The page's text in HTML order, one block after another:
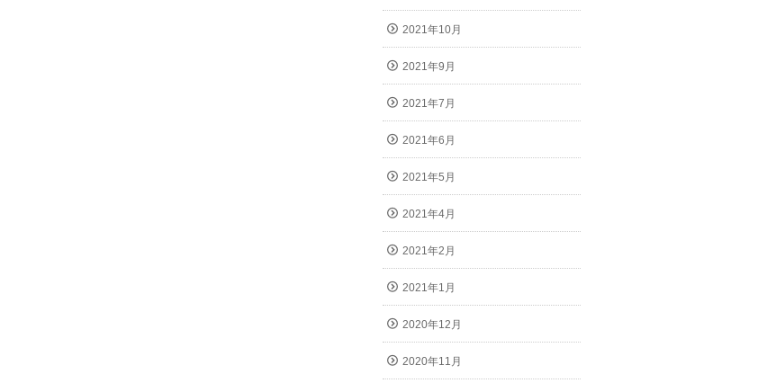
2021年10月
2021年9月
2021年7月
2021年6月
2021年5月
2021年4月
2021年2月
2021年1月
2020年12月
2020年11月